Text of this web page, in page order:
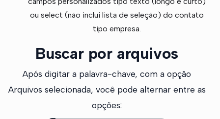
ou select (não inclui lista de seleção) do contato
tipo empresa.
Buscar por arquivos
Após digitar a palavra-chave, com a opção
Arquivos selecionada, você pode alternar entre as
opções: